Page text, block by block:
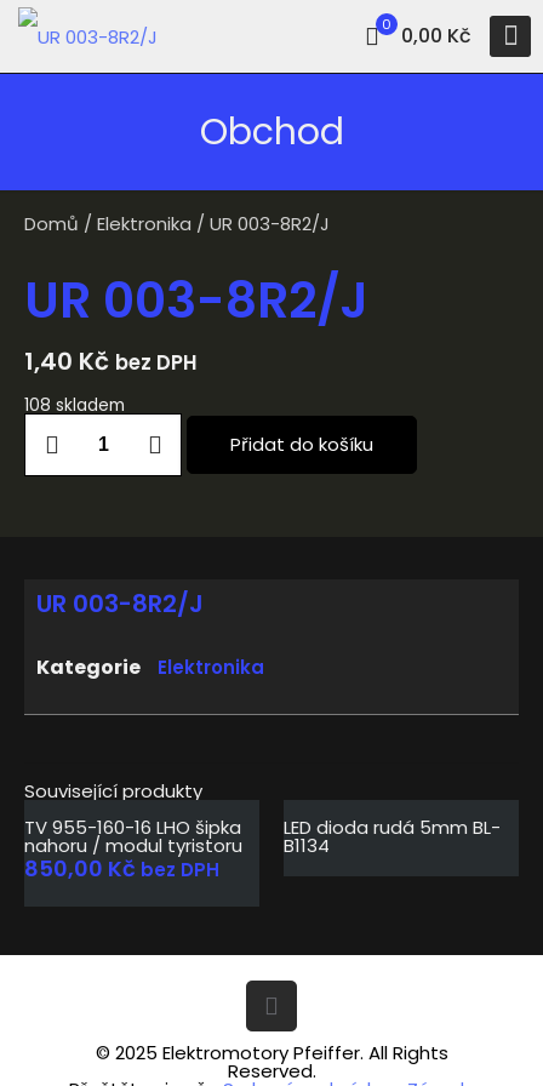
0 0,00 Kč
Obchod
Domů / Elektronika / UR 003-8R2/J
UR 003-8R2/J
1,40 Kč bez DPH
108 skladem
Přidat do košíku
Související produkty
Vyprodáno
TV 955-160-16 LHO šipka
nahoru / modul tyristoru
850,00 Kč bez DPH
LED dioda rudá 5mm BL-
B1134
UR 003-8R2/J
Kategorie Elektronika
© 2025 Elektromotory Pfeiffer. All Rights
Reserved.